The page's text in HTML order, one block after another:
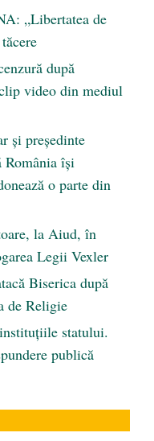
„Libertatea de
după
video din mediul
și președinte
România își
o parte din
la Aiud, în
Legii Vexler
Biserica după
de Religie
statului.
publică